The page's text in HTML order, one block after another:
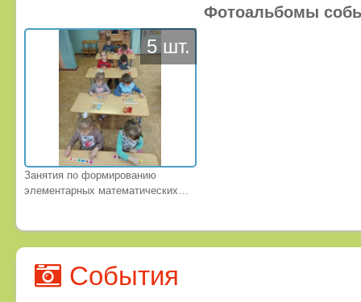
Фотоальбомы
5 шт.
Занятия по формированию
элементарных математических
События